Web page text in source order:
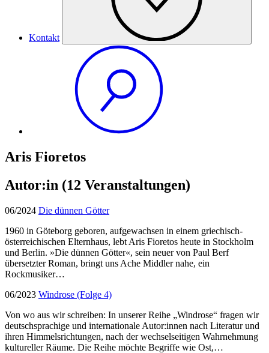
Kontakt
Aris Fioretos
Autor:in (12 Veranstaltungen)
06/2024 Die dünnen Götter
1960 in Göteborg geboren, aufgewachsen in einem griechisch-
österreichischen Elternhaus, lebt Aris Fioretos heute in Stockholm
und Berlin. »Die dünnen Götter«, sein neuer von Paul Berf
übersetzter Roman, bringt uns Ache Middler nahe, ein
Rockmusiker…
06/2023 Windrose (Folge 4)
Von wo aus wir schreiben: In unserer Reihe „Windrose“ fragen wir
deutschsprachige und internationale Autor:innen nach Literatur und
ihren Himmelsrichtungen, nach der wechselseitigen Wahrnehmung
kultureller Räume. Die Reihe möchte Begriffe wie Ost,…